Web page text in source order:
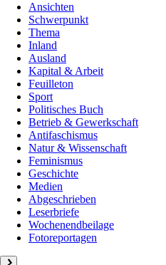
Ansichten
Schwerpunkt
Thema
Inland
Ausland
Kapital & Arbeit
Feuilleton
Sport
Politisches Buch
Betrieb & Gewerkschaft
Antifaschismus
Natur & Wissenschaft
Feminismus
Geschichte
Medien
Abgeschrieben
Leserbriefe
Wochenendbeilage
Fotoreportagen